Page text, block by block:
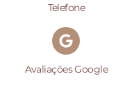
Telefone
Avaliações Google